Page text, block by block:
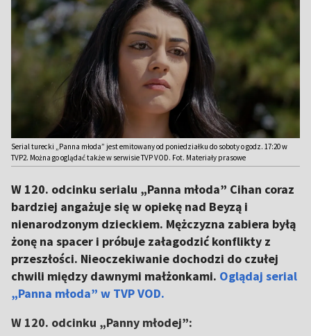
Serial turecki „Panna młoda” jest emitowany od poniedziałku do soboty o godz. 17:20 w
TVP2. Można go oglądać także w serwisie TVP VOD. Fot. Materiały prasowe
W 120. odcinku serialu „Panna młoda” Cihan coraz
bardziej angażuje się w opiekę nad Beyzą i
nienarodzonym dzieckiem. Mężczyzna zabiera byłą
żonę na spacer i próbuje załagodzić konflikty z
przeszłości. Nieoczekiwanie dochodzi do czułej
chwili między dawnymi małżonkami. Oglądaj serial
„Panna młoda” w TVP VOD.
W 120. odcinku „Panny młodej”: